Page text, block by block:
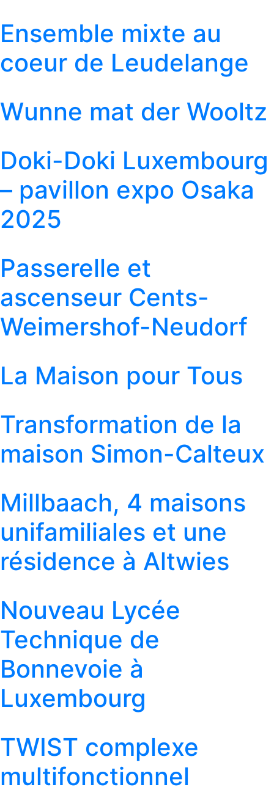
Ensemble mixte au
coeur de Leudelange
Wunne mat der Wooltz
Doki-Doki Luxembourg
– pavillon expo Osaka
2025
Passerelle et
ascenseur Cents-
Weimershof-Neudorf
La Maison pour Tous
Transformation de la
maison Simon-Calteux
Millbaach, 4 maisons
unifamiliales et une
résidence à Altwies
Nouveau Lycée
Technique de
Bonnevoie à
Luxembourg
TWIST complexe
multifonctionnel